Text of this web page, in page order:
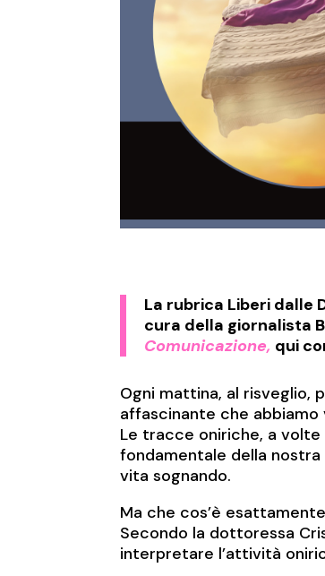
La rubrica Liberi dalle
cura della giornalista
Comunicazione, qui
Ogni mattina, al risveglio,
affascinante che
Le tracce oniriche, a
fondamentale della
vita sognando.
Ma che cos’è
Secondo la dottoressa
interpretare l’attività